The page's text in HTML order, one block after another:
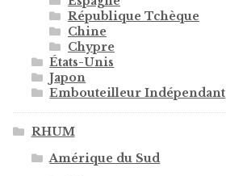
République Tchèque
Chine
Chypre
États-Unis
Japon
Embouteilleur Indépendant
RHUM
Amérique du Sud